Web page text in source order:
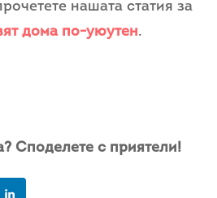
нашата статия за
дома по-уюутен.
Споделете с приятели!